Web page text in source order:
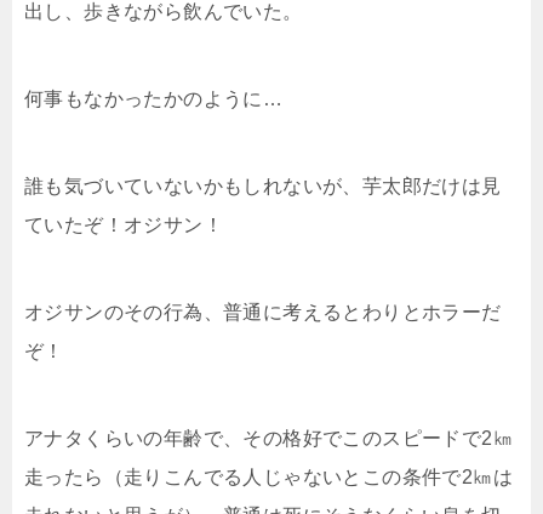
出し、歩きながら飲んでいた。
何事もなかったかのように…
誰も気づいていないかもしれないが、芋太郎だけは見
ていたぞ！オジサン！
オジサンのその行為、普通に考えるとわりとホラーだ
ぞ！
アナタくらいの年齢で、その格好でこのスピードで2㎞
走ったら（走りこんでる人じゃないとこの条件で2㎞は